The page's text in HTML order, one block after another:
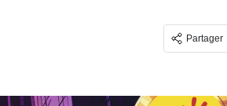
Partager